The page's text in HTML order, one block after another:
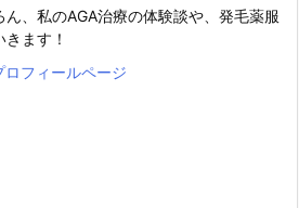
、私のAGA治療の体験談や、発毛薬服
ます！
ロフィールページ